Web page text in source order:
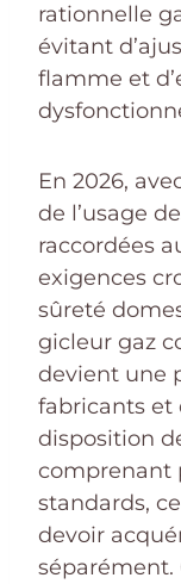
rationnelle
évitant
flamme et
En 2026,
de l’usage
raccordées
exigences
sûreté
gicleur gaz
devient une
fabricants et
disposition
comprenant
standards,
devoir
séparément.